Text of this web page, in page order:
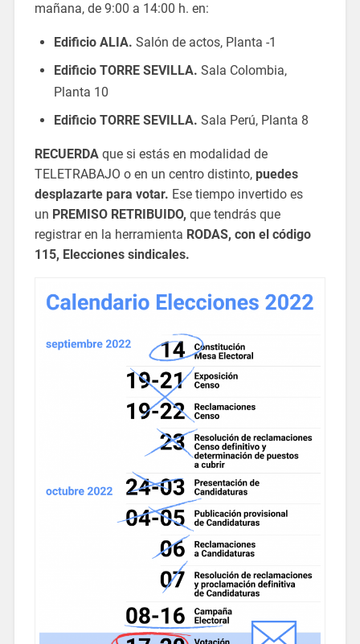
mañana, de 9:00 a 14:00 h. en:
Edificio ALIA. Salón de actos, Planta -1
Edificio TORRE SEVILLA. Sala Colombia,
Planta 10
Edificio TORRE SEVILLA. Sala Perú, Planta 8
RECUERDAque si estás en modalidad de
TELETRABAJO o en un centro distinto, puedes
desplazarte para votar. Ese tiempo invertido es
un PREMISO RETRIBUIDO, que tendrás que
registrar en la herramienta RODAS, con el código
115, Elecciones sindicales.